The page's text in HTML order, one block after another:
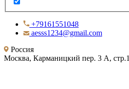
+79161551048
aesss1234@gmail.com
Россия
Москва, Карманицкий пер. 3 А, стр.1